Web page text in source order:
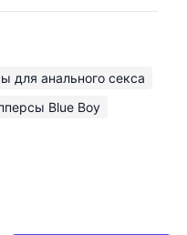
для анального секса
Blue Boy